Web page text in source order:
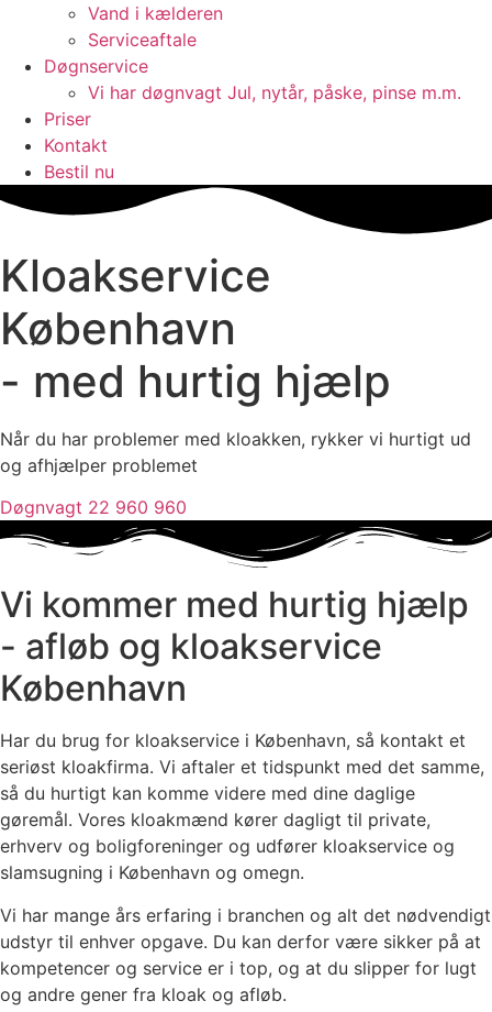
Vand i kælderen
Serviceaftale
Døgnservice
Vi har døgnvagt Jul, nytår, påske, pinse m.m.
Priser
Kontakt
Bestil nu
Kloakservice
København
- med hurtig hjælp
Når du har problemer med kloakken, rykker vi hurtigt ud
og afhjælper problemet
Døgnvagt 22 960 960
Vi kommer med hurtig hjælp
- afløb og kloakservice
København
Har du brug for kloakservice i København, så kontakt et
seriøst kloakfirma. Vi aftaler et tidspunkt med det samme,
så du hurtigt kan komme videre med dine daglige
gøremål. Vores kloakmænd kører dagligt til private,
erhverv og boligforeninger og udfører kloakservice og
slamsugning i København og omegn.
Vi har mange års erfaring i branchen og alt det nødvendigt
udstyr til enhver opgave. Du kan derfor være sikker på at
kompetencer og service er i top, og at du slipper for lugt
og andre gener fra kloak og afløb.